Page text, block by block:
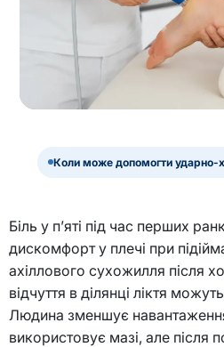
Коли може допомогти ударно-
Біль у п’яті під час перших
дискомфорт у плечі при
ахіллового сухожилля після
відчуття в ділянці ліктя
Людина зменшує
використовує мазі, але після